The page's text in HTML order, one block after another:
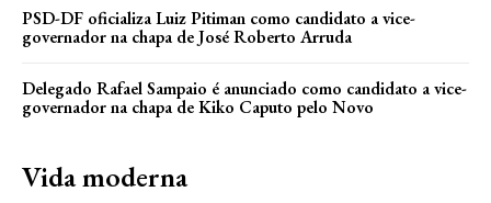
PSD-DF oficializa Luiz Pitiman como candidato a vice-
governador na chapa de José Roberto Arruda
Delegado Rafael Sampaio é anunciado como candidato a vice-
governador na chapa de Kiko Caputo pelo Novo
Vida moderna